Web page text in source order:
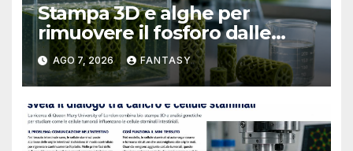
Stampa 3D e alghe per
rimuovere il fosforo dalle
acque il progetto della
Florida Atlantic University
AGO 7, 2026 FANTASY